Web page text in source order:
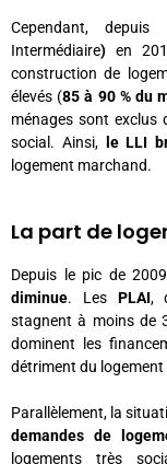
Cependant,
Intermédiaire) en
construction de
élevés (85 à 90 % du
ménages sont
social. Ainsi,
le LLI
logement marchand.
La part de
Depuis le pic de
diminue. Les PLAI,
stagnent à moins de
dominent les
détriment du logement
Parallèlement, la
demandes de
logements très